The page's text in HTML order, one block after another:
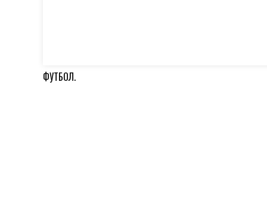
ФУТБОЛ.